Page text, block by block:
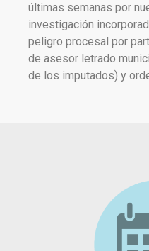
últimas semanas por
investigación
peligro procesal por
de asesor letrado
de los imputados) y